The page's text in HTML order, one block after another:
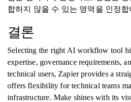
합하지 않을 수 있는 영역을 인정합
결론
Selecting the right AI workflow tool
expertise, governance requirements,
technical users, Zapier provides a
offers flexibility for technical teams
infrastructure. Make shines with its